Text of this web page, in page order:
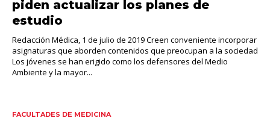
piden actualizar los planes de
estudio
Redacción Médica, 1 de julio de 2019 Creen conveniente incorporar
asignaturas que aborden contenidos que preocupan a la sociedad
Los jóvenes se han erigido como los defensores del Medio
Ambiente y la mayor...
FACULTADES DE MEDICINA